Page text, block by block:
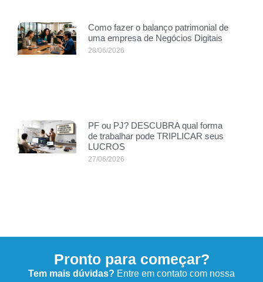
Como fazer o balanço patrimonial de
uma empresa de Negócios Digitais
28/06/2026
PF ou PJ? DESCUBRA qual forma
de trabalhar pode TRIPLICAR seus
LUCROS
27/06/2026
Pronto para começar?
Tem mais dúvidas? Entre em contato com nossa